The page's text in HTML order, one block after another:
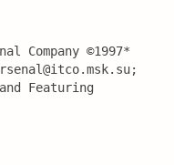
Company ©1997*
Featuring